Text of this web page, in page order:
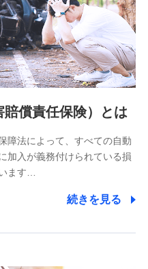
人形町2-14-10 アーバン
ス
いて
。
囲内において個人情報の取
償責任保険）とは
障法によって、すべての自動
加入が義務付けられている損
ます…
続きを見る